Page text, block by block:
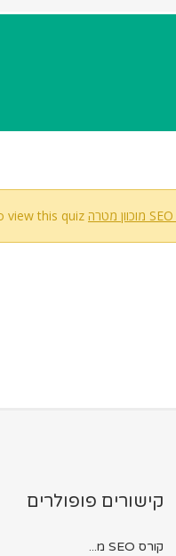
קישורים פופולרים
קורס SEO מ...